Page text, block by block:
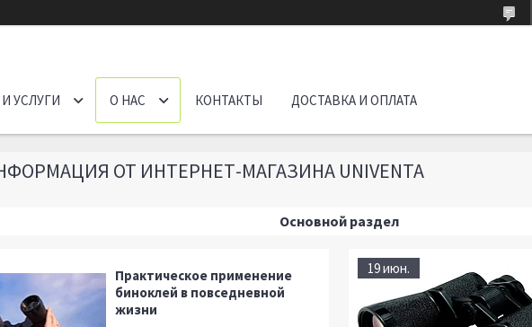
УСЛУГИ О НАС КОНТАКТЫ ДОСТАВКА И ОПЛАТА
ОТ ИНТЕРНЕТ-МАГАЗИНА UNIVENTA
Основной раздел
Практическое применение
биноклей в повседневной
жизни
19 июн.